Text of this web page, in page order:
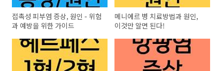
접촉성 피부염 증상, 원인 - 위험
과 예방을 위한 가이드
메니에르 병 치료방법과 원인,
이것만 알면 된다!